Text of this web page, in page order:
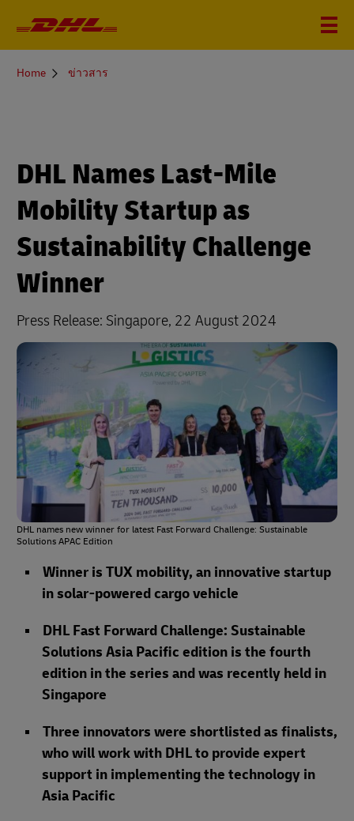
You
Home ข่าวสาร
DHL Names Last-Mile
Mobility Startup as
Sustainability Challenge
Winner
Press Release: Singapore, 22 August 2024
DHL names new winner for latest Fast Forward Challenge: Sustainable
Solutions APAC Edition
Winner is TUX mobility, an innovative startup
in solar-powered cargo vehicle
DHL Fast Forward Challenge: Sustainable
Solutions Asia Pacific edition is the fourth
edition in the series and was recently held in
Singapore
Three innovators were shortlisted as finalists,
who will work with DHL to provide expert
support in implementing the technology in
Asia Pacific